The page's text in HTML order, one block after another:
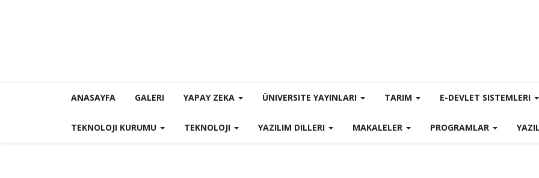
ANASAYFA GALERI YAPAY ZEKA ÜNIVERSITE YAYINLARI TARIM E-DEVLET SISTEMLERI
TEKNOLOJI KURUMU TEKNOLOJI YAZILIM DILLERI MAKALELER PROGRAMLAR